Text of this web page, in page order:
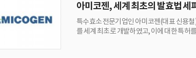
아미코젠, 세계 최초의 발효법
특수효소 전문기업인 아미코젠(대표 신용
를 세계 최초로 개발하였고, 이에 대한 특허